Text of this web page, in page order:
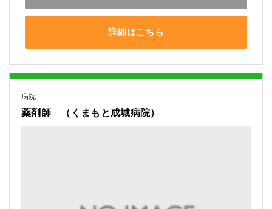
詳細はこちら
病院
薬剤師 （くまもと成城病院）